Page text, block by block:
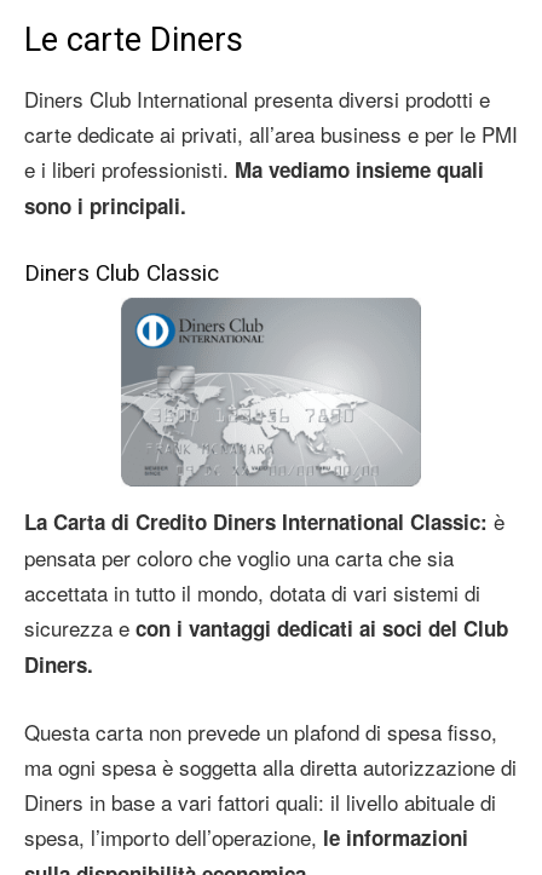
Le carte Diners
Diners Club International presenta diversi prodotti e
carte dedicate ai privati, all’area business e per le PMI
e i liberi professionisti. Ma vediamo insieme quali
sono i principali.
Diners Club Classic
La Carta di Credito Diners International Classic: è
pensata per coloro che voglio una carta che sia
accettata in tutto il mondo, dotata di vari sistemi di
sicurezza e con i vantaggi dedicati ai soci del Club
Diners.
Questa carta non prevede un plafond di spesa fisso,
ma ogni spesa è soggetta alla diretta autorizzazione di
Diners in base a vari fattori quali: il livello abituale di
spesa, l’importo dell’operazione, le informazioni